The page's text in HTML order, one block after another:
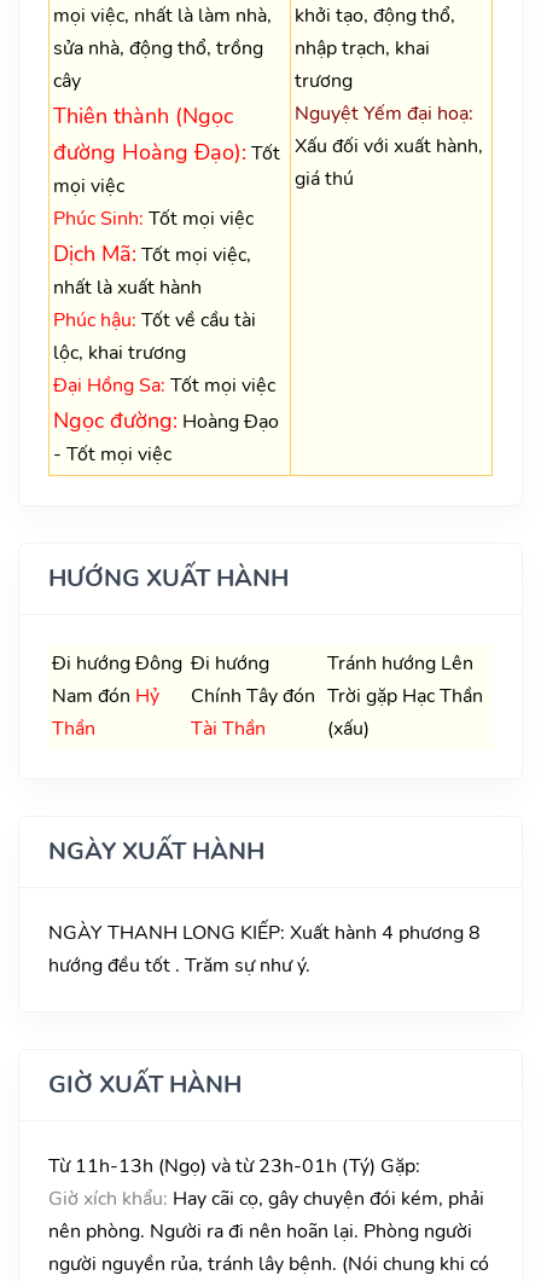
mọi việc, nhất là làm nhà,
sửa nhà, động thổ, trồng
cây
Thiên thành (Ngọc
đường Hoàng Đạo): Tốt
mọi việc
Phúc Sinh: Tốt mọi việc
Dịch Mã: Tốt mọi việc,
nhất là xuất hành
Phúc hậu: Tốt về cầu tài
lộc, khai trương
Đại Hồng Sa: Tốt mọi việc
Ngọc đường: Hoàng Đạo
- Tốt mọi việc
khởi tạo, động thổ,
nhập trạch, khai
trương
Nguyệt Yếm đại hoạ:
Xấu đối với xuất hành,
giá thú
HƯỚNG XUẤT HÀNH
Đi hướng Đông
Nam đón Hỷ
Thần
Đi hướng
Chính Tây đón
Tài Thần
Tránh hướng Lên
Trời gặp Hạc Thần
(xấu)
NGÀY XUẤT HÀNH
NGÀY THANH LONG KIẾP: Xuất hành 4 phương 8
hướng đều tốt . Trăm sự như ý.
GIỜ XUẤT HÀNH
Từ 11h-13h (Ngọ) và từ 23h-01h (Tý) Gặp:
Giờ xích khẩu: Hay cãi cọ, gây chuyện đói kém, phải
nên phòng. Người ra đi nên hoãn lại. Phòng người
người nguyền rủa, tránh lây bệnh. (Nói chung khi có